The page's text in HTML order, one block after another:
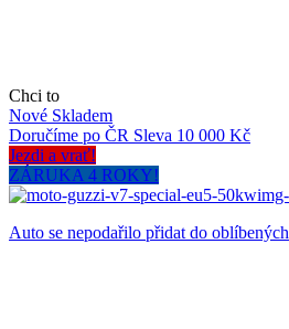
Chci to
Nové Skladem
Doručíme po ČR Sleva 10 000 Kč
Jezdi a vrať!
ZÁRUKA 4 ROKY!
Auto se nepodařilo přidat do oblíbených